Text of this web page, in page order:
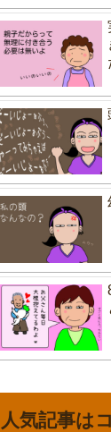
人気記事は